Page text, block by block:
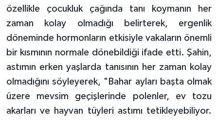
özellikle çocukluk çağında tanı koymanın her
zaman kolay olmadığı belirterek, ergenlik
döneminde hormonların etkisiyle vakaların önemli
bir kısmının normale dönebildiği ifade etti. Şahin,
astımın erken yaşlarda tanısının her zaman kolay
olmadığını söyleyerek, "Bahar ayları başta olmak
üzere mevsim geçişlerinde polenler, ev tozu
akarları ve hayvan tüyleri astımı tetikleyebiliyor.